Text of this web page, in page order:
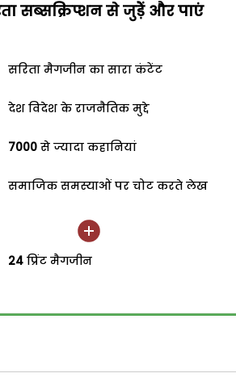
सब्सक्रिप्शन से जुड़ेें और पाएं
सरिता मैगजीन का सारा कंटेंट
देश विदेश के राजनैतिक मुद्दे
7000 से ज्यादा कहानियां
समाजिक समस्याओं पर चोट करते लेख
24 प्रिंट मैगजीन